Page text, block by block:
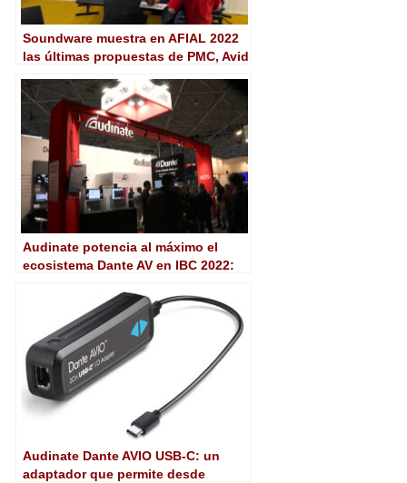
Soundware muestra en AFIAL 2022
las últimas propuestas de PMC, Avid
Audinate potencia al máximo el
ecosistema Dante AV en IBC 2022:
Audinate Dante AVIO USB-C: un
adaptador que permite desde